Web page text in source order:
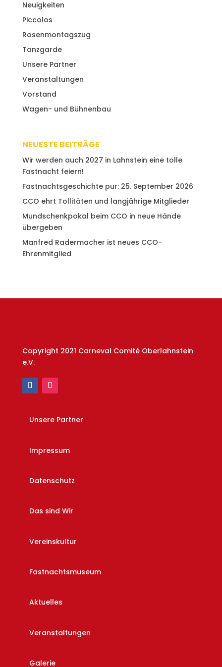
Neuigkeiten
Piccolos
Rosenmontagszug
Tanzgarde
Unsere Partner
Veranstaltungen
Vorstand
Wagen- und Bühnenbau
NEUESTE BEITRÄGE
Wir werden auch 2027 in Lahnstein eine tolle
Fastnacht feiern!
Fastnachtsgeschichte pur: 25. September 2026
CCO ehrt Tollitäten und langjährige Mitglieder
Mundschenkpokal beim CCO in neue Hände
übergeben
Manfred Radermacher ist neues CCO-
Ehrenmitglied
Copyright 2021 Carneval Comité Oberlahnstein
e.V.
Unsere Partner
Impressum
Datenschutz
Das sind Wir
Vereinskultur
Fastnachtsmuseum
Aktuelles
Veranstaltungen
Galerie